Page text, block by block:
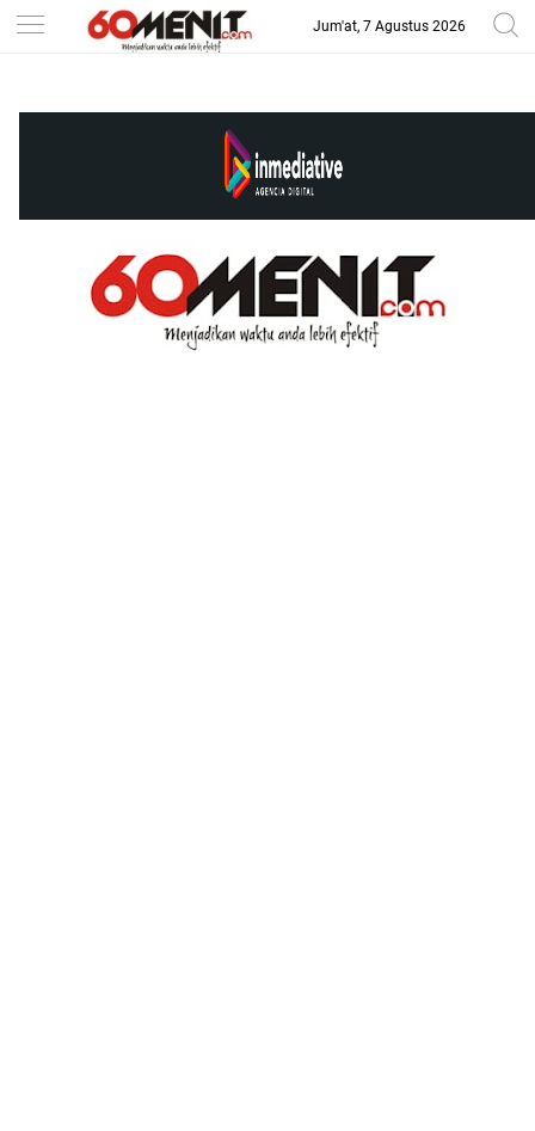
--> Jum'at, 7 Agustus 2026